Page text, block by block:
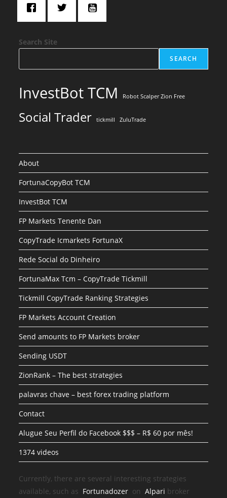
Search Site
SEARCH
InvestBot TCM Robot Scalper Zion Free
Social Trader tickmill ZuluTrade
About
FortunaCopyBot TCM
InvestBot TCM
FP Markets Tenente Dan
CopyTrade Icmarkets FortunaX
Rede Social do Dinheiro
FortunaMax Tcm – CopyTrade Tickmill
Tickmill CopyTrade Ranking Strategies
FP Markets Account Creation
Send amounts to FP Markets broker
Sending USDT
ZionRank – The best strategies
palavras chave – best forex trading platform
Contact
Alugue Seu Perfil do Facebook $$$ – R$ 60 por mês!
1374 videos
Currently, there are several interesting strategies
available, such as Fortunadozer onAlpari broker